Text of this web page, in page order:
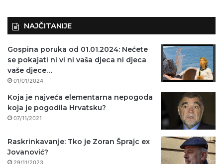
NAJČITANIJE
Gospina poruka od 01.01.2024: Nećete
se pokajati ni vi ni vaša djeca ni djeca
vaše djece…
01/01/2024
Koja je najveća elementarna nepogoda
koja je pogodila Hrvatsku?
07/11/2021
Raskrinkavanje: Tko je Zoran Šprajc ex
Jovanović?
29/11/2023